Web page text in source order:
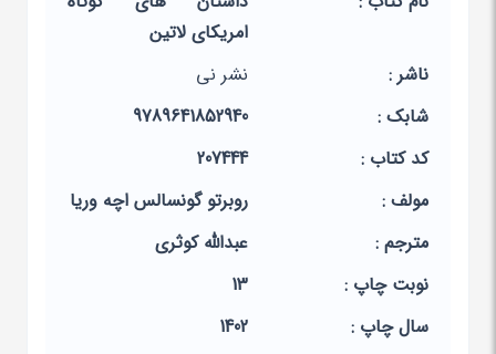
امریکای لاتین
ناشر :
نشر نی
شابک :
9789641852940
کد کتاب :
207444
مولف :
روبرتو گونسالس اچه وریا
مترجم :
عبدالله کوثری
نوبت چاپ :
13
سال چاپ :
1402